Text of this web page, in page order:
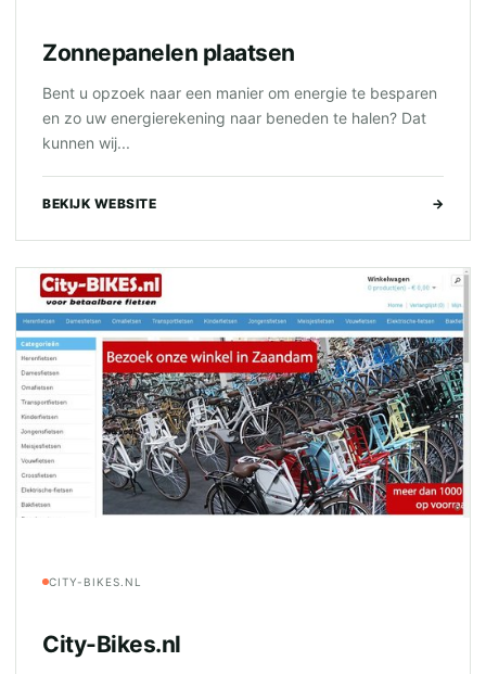
Zonnepanelen plaatsen
Bent u opzoek naar een manier om energie te besparen
en zo uw energierekening naar beneden te halen? Dat
kunnen wij...
BEKIJK WEBSITE →
CITY-BIKES.NL
City-Bikes.nl